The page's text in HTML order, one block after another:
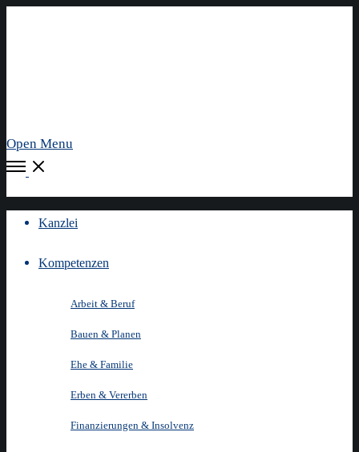
Open Menu
Kanzlei
Kompetenzen
Arbeit & Beruf
Bauen & Planen
Ehe & Familie
Erben & Vererben
Finanzierungen & Insolvenz